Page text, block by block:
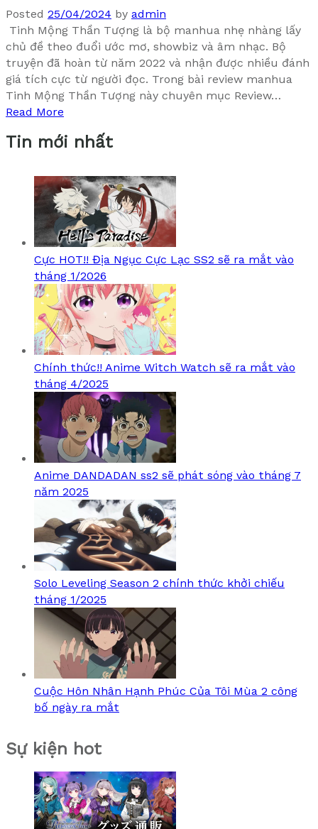
Posted 25/04/2024 by admin
Tinh Mộng Thần Tượng là bộ manhua nhẹ nhàng lấy
chủ đề theo đuổi ước mơ, showbiz và âm nhạc. Bộ
truyện đã hoàn từ năm 2022 và nhận được nhiều đánh
giá tích cực từ người đọc. Trong bài review manhua
Tinh Mộng Thần Tượng này chuyên mục Review…
Read More
Tin mới nhất
Cực HOT!! Địa Ngục Cực Lạc SS2 sẽ ra mắt vào
tháng 1/2026
Chính thức!! Anime Witch Watch sẽ ra mắt vào
tháng 4/2025
Anime DANDADAN ss2 sẽ phát sóng vào tháng 7
năm 2025
Solo Leveling Season 2 chính thức khởi chiếu
tháng 1/2025
Cuộc Hôn Nhân Hạnh Phúc Của Tôi Mùa 2 công
bố ngày ra mắt
Sự kiện hot